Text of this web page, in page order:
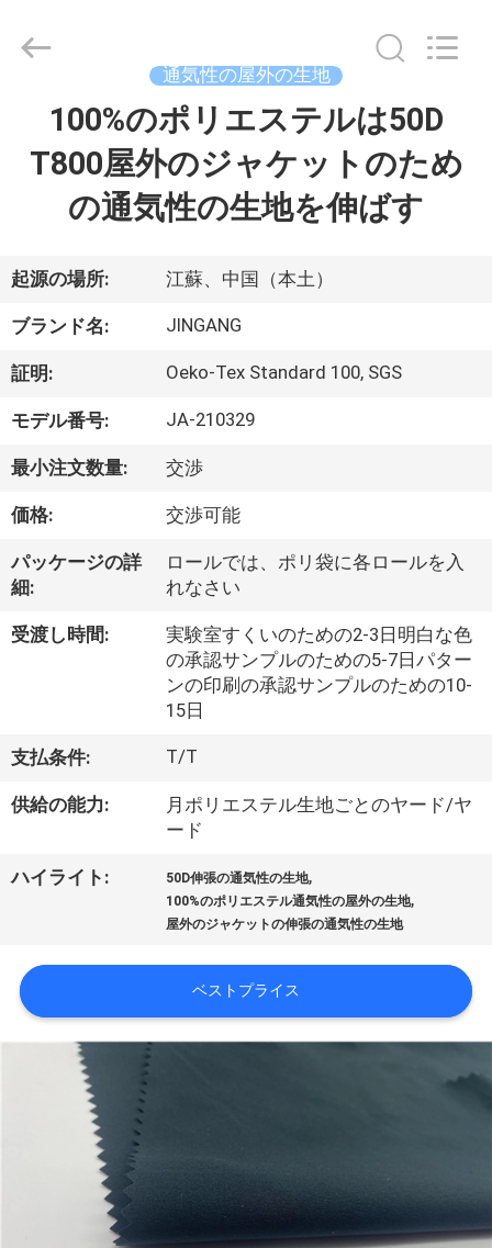
ダ
ク
ト
私
に
つ
い
工
場
行
質
管
2026
Reserved.
通気性の屋外の生地
100%のポリエステルは50D
T800屋外のジャケットのため
の通気性の生地を伸ばす
起源の場所: 江蘇、中国（本土）
ブランド名: JINGANG
証明: Oeko-Tex Standard 100, SGS
モデル番号: JA-210329
最小注文数量: 交渉
価格: 交渉可能
パッケージの詳
細:
ロールでは、ポリ袋に各ロールを入
れなさい
受渡し時間:
実験室すくいのための2-3日明白な色
の承認サンプルのための5-7日パター
ンの印刷の承認サンプルのための10-
15日
支払条件: T/T
供給の能力:
月ポリエステル生地ごとのヤード/ヤ
ード
ハイライト: 50D伸張の通気性の生地,
100%のポリエステル通気性の屋外の生地,
屋外のジャケットの伸張の通気性の生地
ベストプライス